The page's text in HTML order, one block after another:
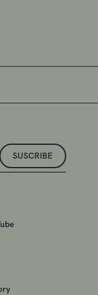
SUSCRIBE